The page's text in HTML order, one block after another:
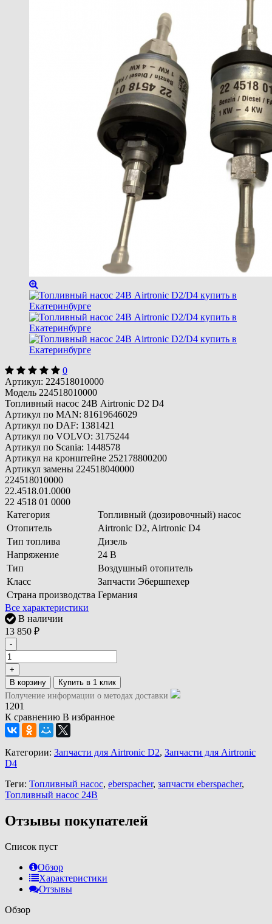
0
Артикул: 224518010000
Модель 224518010000
Топливный насос 24В Airtronic D2 D4
Артикул по MAN: 81619646029
Артикул по DAF: 1381421
Артикул по VOLVO: 3175244
Артикул по Scania: 1448578
Артикул на кронштейне 252178800200
Артикул замены 224518040000
224518010000
22.4518.01.0000
22 4518 01 0000
Категория
Топливный (дозировочный) насос
Отопитель
Airtronic D2, Airtronic D4
Тип топлива
Дизель
Напряжение
24 В
Тип
Воздушный отопитель
Класс
Запчасти Эбершпехер
Страна производства Германия
Все характеристики
В наличии
13 850 ₽
-
+
В корзину
Получение информации о методах доставки
1201
К сравнению В избранное
Категории: Запчасти для Airtronic D2, Запчасти для Airtronic
D4
Теги: Топливный насос, eberspacher, запчасти eberspacher,
Топливный насос 24В
Отзывы покупателей
Список пуст
Обзор
Характеристики
Отзывы
Обзор